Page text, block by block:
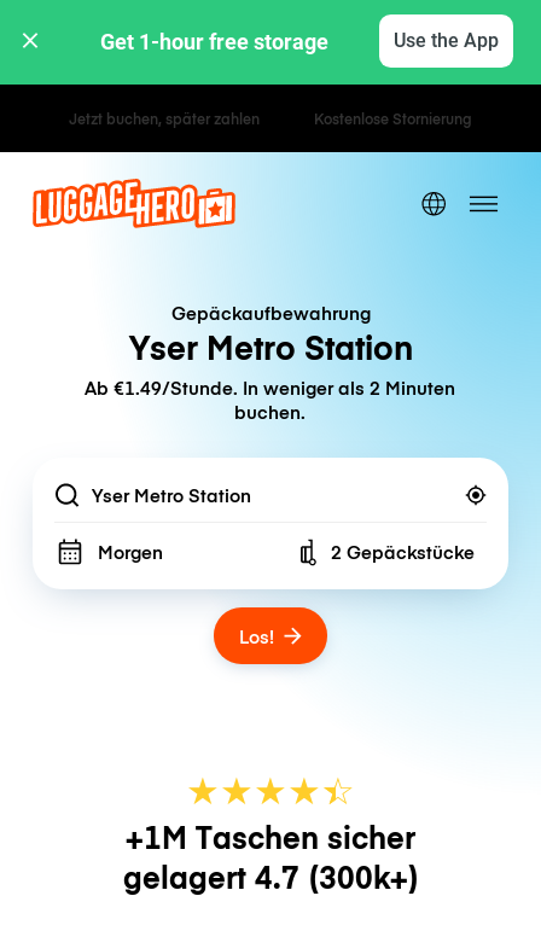
Get 1-hour free storage Use the App
Stunden- / Tagestarife
Gepäckaufbewahrung
Yser Metro Station
Ab €1.49/Stunde. In weniger als 2 Minuten
buchen.
Location
Morgen Number of bags
2 Gepäckstücke
Los!
★★★★☆
★
+1M Taschen sicher
gelagert 4.7 (300k+)